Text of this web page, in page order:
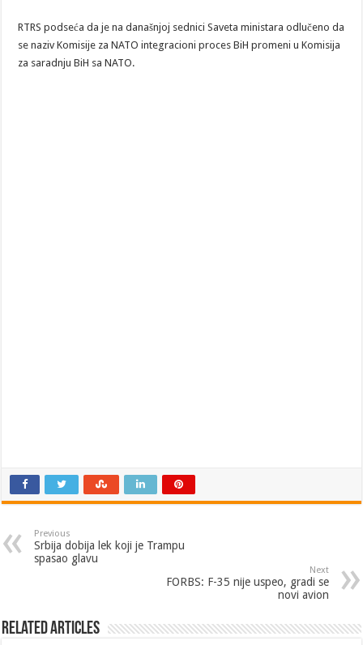
RTRS podseća da je na današnjoj sednici Saveta ministara odlučeno da
se naziv Komisije za NATO integracioni proces BiH promeni u Komisija
za saradnju BiH sa NATO.
Previous
Srbija dobija lek koji je Trampu
spasao glavu
Next
FORBS: F-35 nije uspeo, gradi se
novi avion
Related Articles